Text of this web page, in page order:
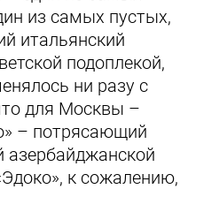
из самых пустых,
итальянский
подоплекой,
ни разу с
для Москвы –
– потрясающий
азербайджанской
к сожалению,